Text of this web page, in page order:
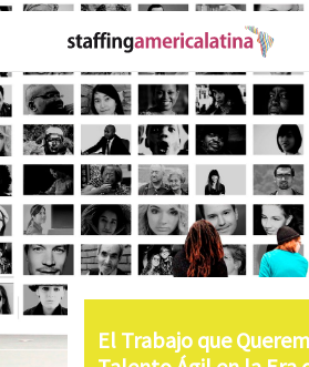
El Trabajo que